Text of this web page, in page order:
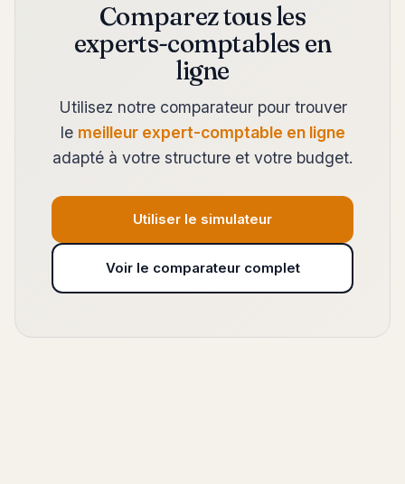
Comparez tous les
experts-comptables en
ligne
Utilisez notre comparateur pour trouver
le meilleur expert-comptable en ligne
adapté à votre structure et votre budget.
Utiliser le simulateur
Voir le comparateur complet